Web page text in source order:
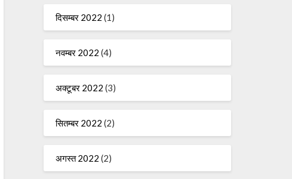
दिसम्बर 2022 (1)
नवम्बर 2022 (4)
अक्टूबर 2022 (3)
सितम्बर 2022 (2)
अगस्त 2022 (2)